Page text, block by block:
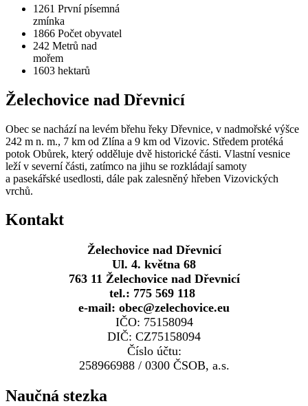
1261 První písemná
zmínka
1866 Počet obyvatel
242 Metrů nad
mořem
1603 hektarů
Želechovice nad Dřevnicí
Obec se nachází na levém břehu řeky Dřevnice, v nadmořské výšce
242 m n. m., 7 km od Zlína a 9 km od Vizovic. Středem protéká
potok Obůrek, který odděluje dvě historické části. Vlastní vesnice
leží v severní části, zatímco na jihu se rozkládají samoty
a pasekářské usedlosti, dále pak zalesněný hřeben Vizovických
vrchů.
Kontakt
Želechovice nad Dřevnicí
Ul. 4. května 68
763 11 Želechovice nad Dřevnicí
tel.: 775 569 118
e-mail: obec@zelechovice.eu
IČO: 75158094
DIČ: CZ75158094
Číslo účtu:
258966988 / 0300 ČSOB, a.s.
Naučná stezka